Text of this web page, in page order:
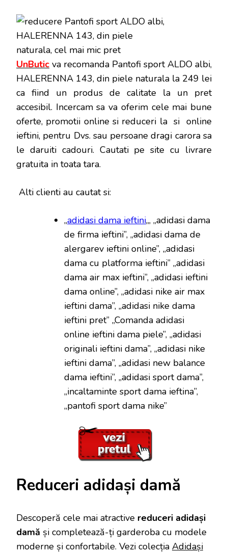
UnButic va recomanda Pantofi sport ALDO albi,
HALERENNA 143, din piele naturala la 249 lei
ca fiind un produs de calitate la un pret
accesibil. Incercam sa va oferim cele mai bune
oferte, promotii online si reduceri la si online
ieftini, pentru Dvs. sau persoane dragi carora sa
le daruiti cadouri. Cautati pe site cu livrare
gratuita in toata tara.
Alti clienti au cautat si:
„adidasi dama ieftini„, „adidasi dama
de firma ieftini”, „adidasi dama de
alergarev ieftini online”, „adidasi
dama cu platforma ieftini” „adidasi
dama air max ieftini”, „adidasi ieftini
dama online”, „adidasi nike air max
ieftini dama”, „adidasi nike dama
ieftini pret” „Comanda adidasi
online ieftini dama piele”, „adidasi
originali ieftini dama”, „adidasi nike
ieftini dama”, „adidasi new balance
dama ieftini”, „adidasi sport dama”,
„incaltaminte sport dama ieftina”,
„pantofi sport dama nike”
Reduceri adidași damă
Descoperă cele mai atractive reduceri adidași
damă și completează-ți garderoba cu modele
moderne și confortabile. Vezi colecția Adidași